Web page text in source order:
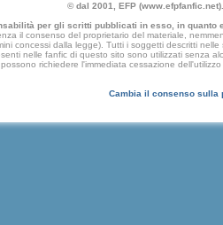
© dal 2001, EFP
per gli scritti pubblicati in esso, in quanto
il consenso del proprietario del materiale,
concessi dalla legge). Tutti i soggetti descritti
nelle fanfic di questo sito sono utilizzati senza
richiedere l'immediata cessazione
Cambia il consenso sulla